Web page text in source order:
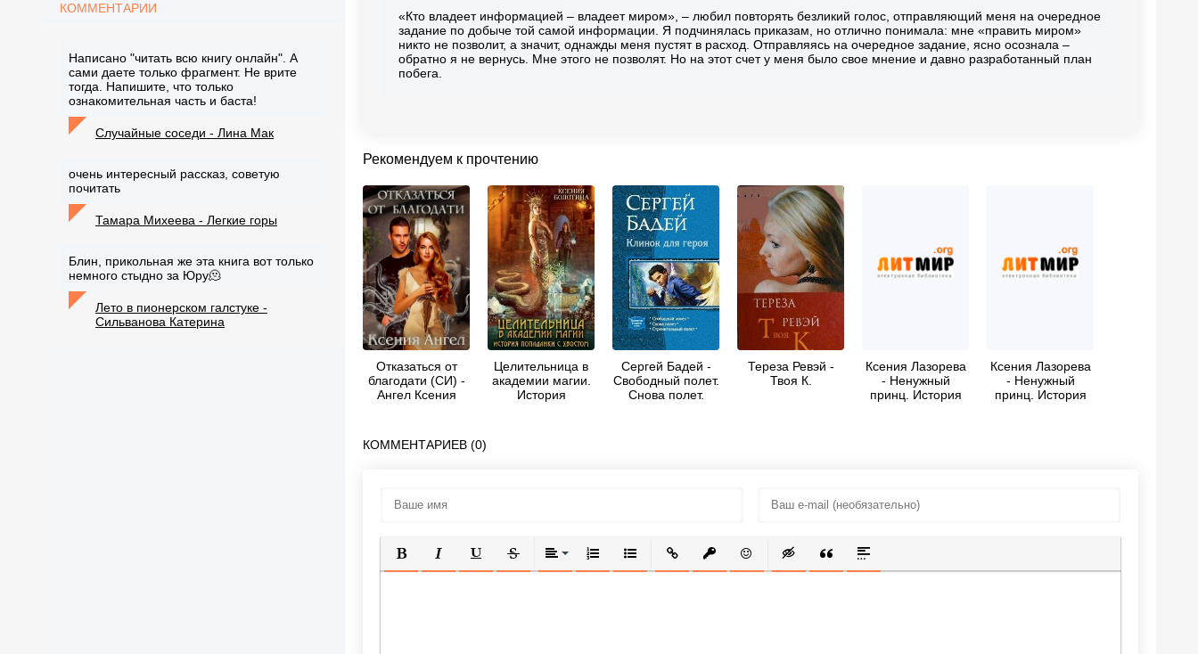
«Кто владеет информацией – владеет миром», – любил повторять безликий голос, отправляющий меня на очередное
задание по добыче той самой информации. Я подчинялась приказам, но отлично понимала: мне «править миром»
никто не позволит, а значит, однажды меня пустят в расход. Отправляясь на очередное задание, ясно осознала –
обратно я не вернусь. Мне этого не позволят. Но на этот счет у меня было свое мнение и давно разработанный план
побега.
Рекомендуем к прочтению
Отказаться от
благодати (СИ) -
Ангел Ксения
Целительница в
академии магии.
История
Сергей Бадей -
Свободный полет.
Снова полет.
Тереза Ревэй -
Твоя К.
Ксения Лазорева
- Ненужный
принц. История
Ксения Лазорева
- Ненужный
принц. История
КОММЕНТАРИЕВ (0)
ПОЛУЖИРНЫЙ
КУРСИВПОДЧЕРКНУТЫЙ
ЗАЧЕРКНУТЫЙВЫРАВНИВАНИЕ
НУМЕРОВАННЫЙ СПИСОК
МАРКИРОВАННЫЙ СПИСОК
ВСТАВИТЬ ССЫЛКУ
ВСТАВИТЬ ЗАЩИЩЕННУЮ ССЫЛКУ
ВСТАВИТЬ СМАЙЛИК
ВСТАВКА СКРЫТОГО ТЕКСТА
ВСТАВКА ЦИТАТЫ
ВСТАВКА СПОЙЛЕРА
КОММЕНТАРИИ
Написано "читать всю книгу онлайн". А
сами даете только фрагмент. Не врите
тогда. Напишите, что только
ознакомительная часть и баста!
Случайные соседи - Лина Мак
очень интересный рассказ, советую
почитать
Тамара Михеева - Легкие горы
Блин, прикольная же эта книга вот только
немного стыдно за Юру🫠
Лето в пионерском галстуке -
Сильванова Катерина